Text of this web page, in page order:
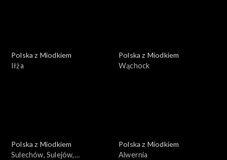
Polska z Miodkiem
Iłża
Polska z Miodkiem
Wąchock
Polska z Miodkiem
Sulechów, Sulejów,
Polska z Miodkiem
Alwernia